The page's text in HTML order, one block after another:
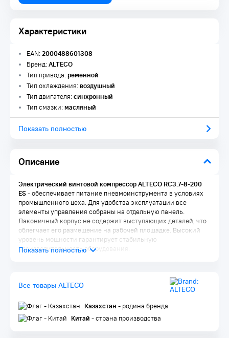
Характеристики
Описание
EAN:2000488601308
Бренд:ALTECO
Тип привода:ременной
Тип охлаждения:воздушный
Тип двигателя:синхронный
Тип смазки:масляный
Показать полностью
Электрический винтовой компрессор ALTECO RC3.7-8-200
ES- обеспечивает питание пневмоинструмента в условиях
промышленного цеха. Для удобства эксплуатации все
элементы управления собраны на отдельную панель.
Лаконичный корпус не содержит выступающих деталей, что
облегчает его размещение на рабочей площадке. Высокий
уровень мощности гарантирует стабильную
производительность оборудования.
автоматической регулировки скорости вращения
электродвигателя. В сочетании с инновационной
конструкцией электродвигателя PMG (двигатель с
постоянными магнитами), эта технология позволяет достичь
в среднем энергосбережения в 50% и снижение затрат на
Все товары ALTECO
Казахстан - родина бренда
Китай - страна производства